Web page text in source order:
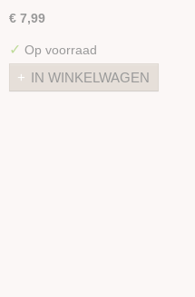
€ 7,99
✓ Op voorraad
IN WINKELWAGEN